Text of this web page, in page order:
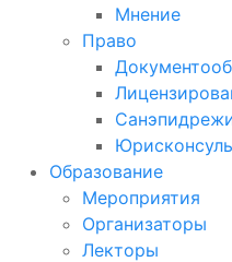
Мнение
Право
Образование
Мероприятия
Организаторы
Лекторы